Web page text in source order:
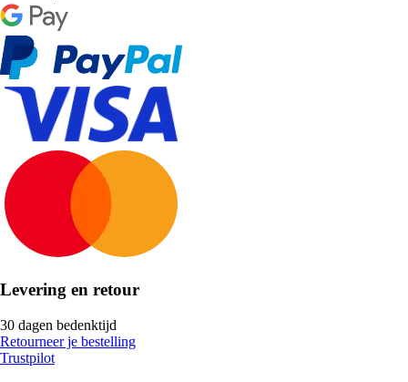
Levering en retour
30 dagen bedenktijd
Retourneer je bestelling
Trustpilot